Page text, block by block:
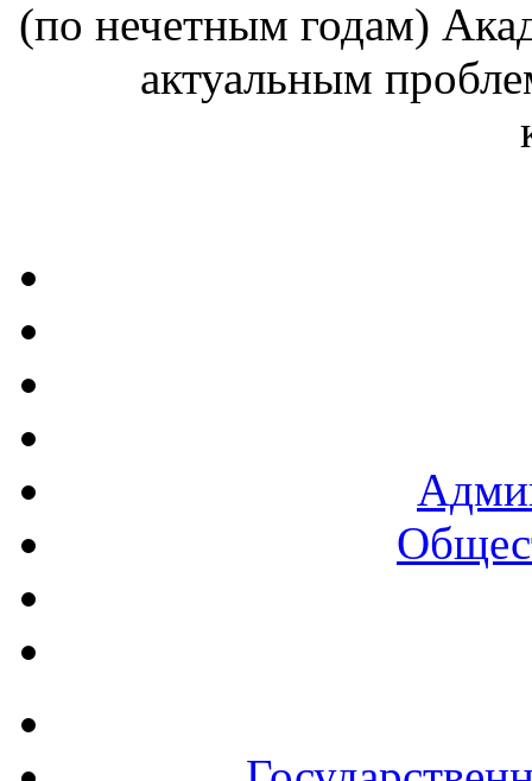
(по нечетным годам)
актуальным